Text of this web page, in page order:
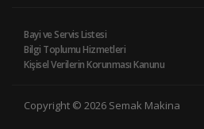
Bayi ve Servis Listesi
Bilgi Toplumu Hizmetleri
Kişisel Verilerin Korunması Kanunu
Copyright © 2026 Semak Makina